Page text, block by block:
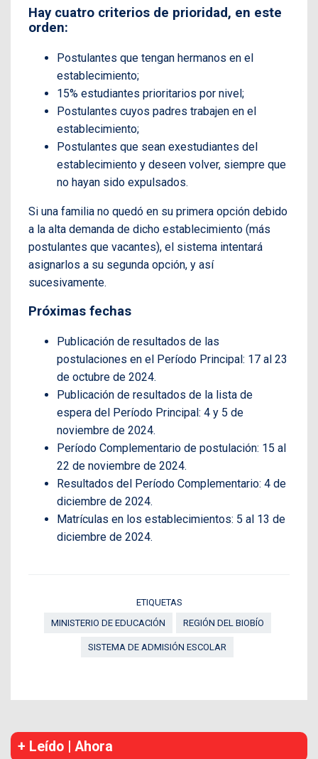
Hay cuatro criterios de prioridad, en este
orden:
Postulantes que tengan hermanos en el
establecimiento;
15% estudiantes prioritarios por nivel;
Postulantes cuyos padres trabajen en el
establecimiento;
Postulantes que sean exestudiantes del
establecimiento y deseen volver, siempre que
no hayan sido expulsados.
Si una familia no quedó en su primera opción debido
a la alta demanda de dicho establecimiento (más
postulantes que vacantes), el sistema intentará
asignarlos a su segunda opción, y así
sucesivamente.
Próximas fechas
Publicación de resultados de las
postulaciones en el Período Principal: 17 al 23
de octubre de 2024.
Publicación de resultados de la lista de
espera del Período Principal: 4 y 5 de
noviembre de 2024.
Período Complementario de postulación: 15 al
22 de noviembre de 2024.
Resultados del Período Complementario: 4 de
diciembre de 2024.
Matrículas en los establecimientos: 5 al 13 de
diciembre de 2024.
ETIQUETAS
MINISTERIO DE EDUCACIÓN
REGIÓN DEL BIOBÍO
SISTEMA DE ADMISIÓN ESCOLAR
+ Leído | Ahora